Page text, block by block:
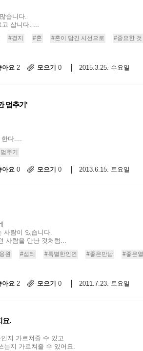
습니다.
삽니다. ...
#경지 #혼 #혼이 담긴 시선으로 #중요한 것
아요 2 모으기 0 2015.3.25. 수요일
멈추기'
다....
추기
아요 0 모으기 0 2013.6.15. 토요일
사람이 있습니다.
사람을 만난 것처럼...
원 #섭리 #특별한인연 #좋은만남
#좋은
아요 2 모으기 0 2011.7.23. 토요일
요.
지 가르쳐줄 수 있고
는지 가르쳐줄 수 있어요.